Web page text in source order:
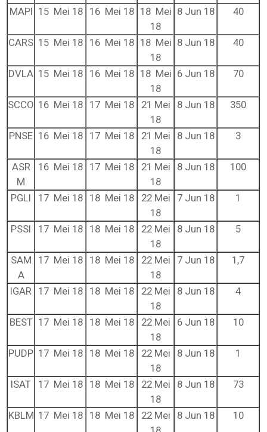
MAPI 15 Mei 18 16 Mei 18 18 Mei
18
8 Jun 18 40
CARS 15 Mei 18 16 Mei 18 18 Mei
18
8 Jun 18 40
DVLA 15 Mei 18 16 Mei 18 18 Mei
18
6 Jun 18 70
SCCO 16 Mei 18 17 Mei 18
21 Mei
18
8 Jun 18 350
PNSE 16 Mei 18 17 Mei 18
21 Mei
18
8 Jun 18 3
ASR
M
16 Mei 18 17 Mei 18
21 Mei
18
8 Jun 18 100
PGLI 17 Mei 18 18 Mei 18
22 Mei
18
7 Jun 18 1
PSSI 17 Mei 18 18 Mei 18
22 Mei
18
8 Jun 18 5
SAM
A
17 Mei 18 18 Mei 18
22 Mei
18
7 Jun 18 1,7
IGAR 17 Mei 18 18 Mei 18
22 Mei
18
8 Jun 18 4
BEST 17 Mei 18 18 Mei 18
22 Mei
18
6 Jun 18 10
PUDP 17 Mei 18 18 Mei 18
22 Mei
18
8 Jun 18 1
ISAT 17 Mei 18 18 Mei 18
22 Mei
18
8 Jun 18 73
KBLM 17 Mei 18 18 Mei 18
22 Mei
8 Jun 18 10